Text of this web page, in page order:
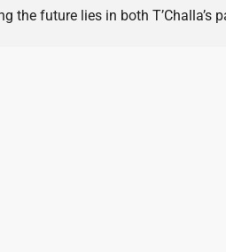
the future lies in both